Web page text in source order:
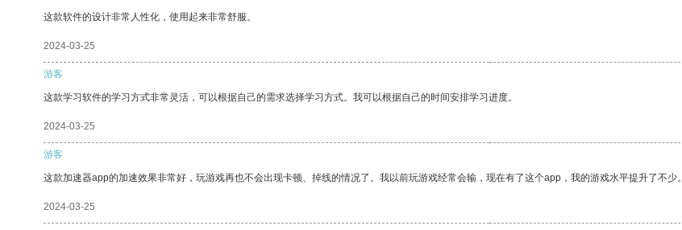
这款软件的设计非常人性化，使用起来非常舒服。
2024-03-25
游客
这款学习软件的学习方式非常灵活，可以根据自己的需求选择学习方式。我可以根据自己的时间安排学习进度。
2024-03-25
游客
这款加速器app的加速效果非常好，玩游戏再也不会出现卡顿、掉线的情况了。我以前玩游戏经常会输，现在有了这个app，我的游戏水平提升了不少。
2024-03-25